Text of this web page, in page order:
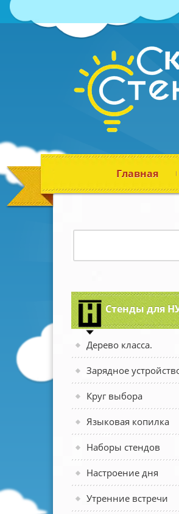
Главная
Стенды для
Дерево класса.
Зарядное
Круг выбора
Языковая копилка
Наборы стендов
Настроение дня
Утренние встречи